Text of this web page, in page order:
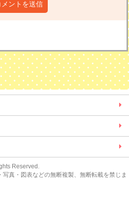
メントを送信
Reserved.
真・図表などの無断複製、無断転載を禁じま